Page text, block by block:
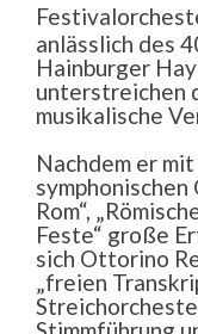
anlässlich des
Hainburger
unterstreichen
musikalische
Nachdem er
Rom“,
Feste“ große
sich Ottorino
„freien